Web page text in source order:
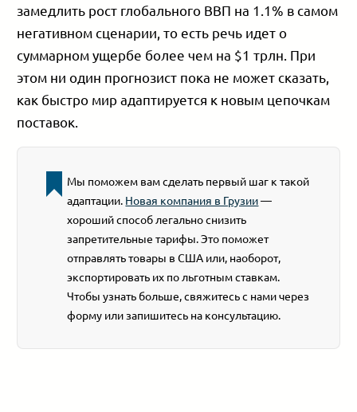
замедлить рост глобального ВВП на 1.1% в самом
негативном сценарии, то есть речь идет о
суммарном ущербе более чем на $1 трлн. При
этом ни один прогнозист пока не может сказать,
как быстро мир адаптируется к новым цепочкам
поставок.
Мы поможем вам сделать первый шаг к такой
адаптации. Новая компания в Грузии—
хороший способ легально снизить
запретительные тарифы. Это поможет
отправлять товары в США или, наоборот,
экспортировать их по льготным ставкам.
Чтобы узнать больше, свяжитесь с нами через
форму или запишитесь на консультацию.